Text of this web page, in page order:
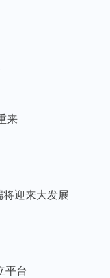
来
迎来大发展
平台